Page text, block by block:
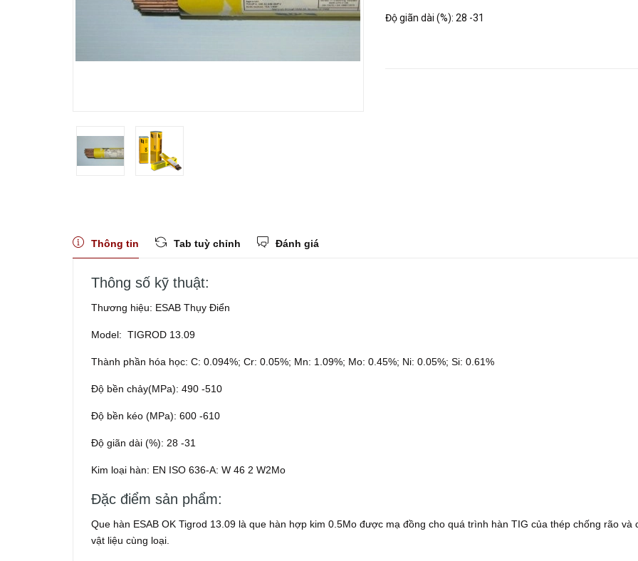
Độ giãn dài (%): 28 -31
Thông tin Tab tuỳ chỉnh Đánh giá
Thông số kỹ thuật:
Thương hiệu: ESAB Thụy Điển
Model: TIGROD 13.09
Thành phần hóa học: C: 0.094%; Cr: 0.05%; Mn: 1.09%; Mo: 0.45%; Ni: 0.05%; Si: 0.61%
Độ bền chảy(MPa): 490 -510
Độ bền kéo (MPa): 600 -610
Độ giãn dài (%): 28 -31
Kim loại hàn: EN ISO 636-A: W 46 2 W2Mo
Đặc điểm sản phẩm:
Que hàn ESAB OK Tigrod 13.09 là que hàn hợp kim 0.5Mo được mạ đồng cho quá trình hàn TIG của thép chống rão và
vật liệu cùng loại.